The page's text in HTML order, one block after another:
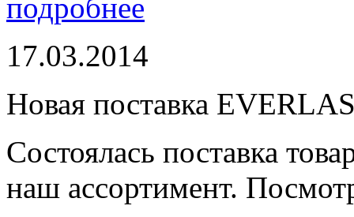
подробнее
17.03.2014
Новая поставка
Состоялась поставка
наш ассортимент.